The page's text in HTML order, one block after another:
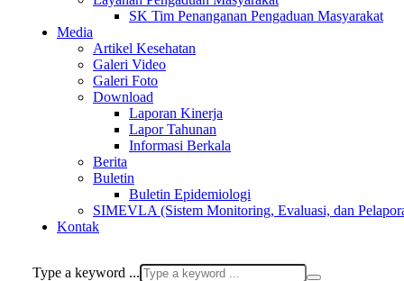
SK Tim Penanganan Pengaduan Masyarakat
Media
Artikel Kesehatan
Galeri Video
Galeri Foto
Download
Laporan Kinerja
Lapor Tahunan
Informasi Berkala
Berita
Buletin
Buletin Epidemiologi
SIMEVLA (Sistem Monitoring, Evaluasi, dan
Kontak
Type a keyword ...